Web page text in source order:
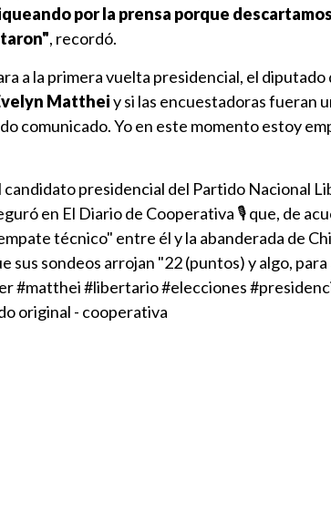
por la prensa porque
, recordó.
a la primera vuelta presidencial, el diputado
Mattheiy si las encuestadoras fueran
comunicado. Yo en este momento estoy
candidato presidencial del Partido Nacional
en El Diario de Cooperativa 🎙 que, de
técnico" entre él y la abanderada de
sus sondeos arrojan "22 (puntos) y algo, para
#matthei#libertario#elecciones
original - cooperativa